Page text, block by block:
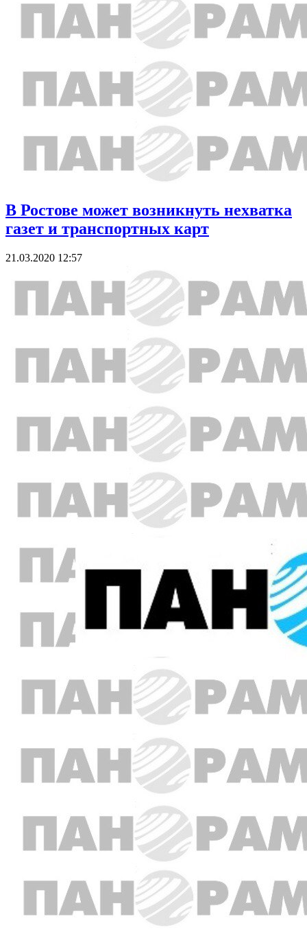
В Ростове может возникнуть нехватка
газет и транспортных карт
21.03.2020 12:57